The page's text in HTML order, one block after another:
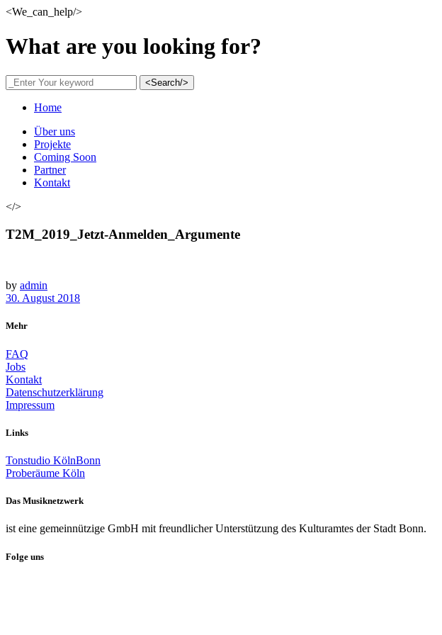
<We_can_help/>
What are you looking for?
<Search/>
Home
Über uns
Projekte
Coming Soon
Partner
Kontakt
</>
T2M_2019_Jetzt-Anmelden_Argumente
by admin
30. August 2018
Mehr
FAQ
Jobs
Kontakt
Datenschutzerklärung
Impressum
Links
Tonstudio KölnBonn
Proberäume Köln
Das Musiknetzwerk
ist eine gemeinnützige GmbH mit freundlicher Unterstützung des Kulturamtes der Stadt Bonn.
Folge uns